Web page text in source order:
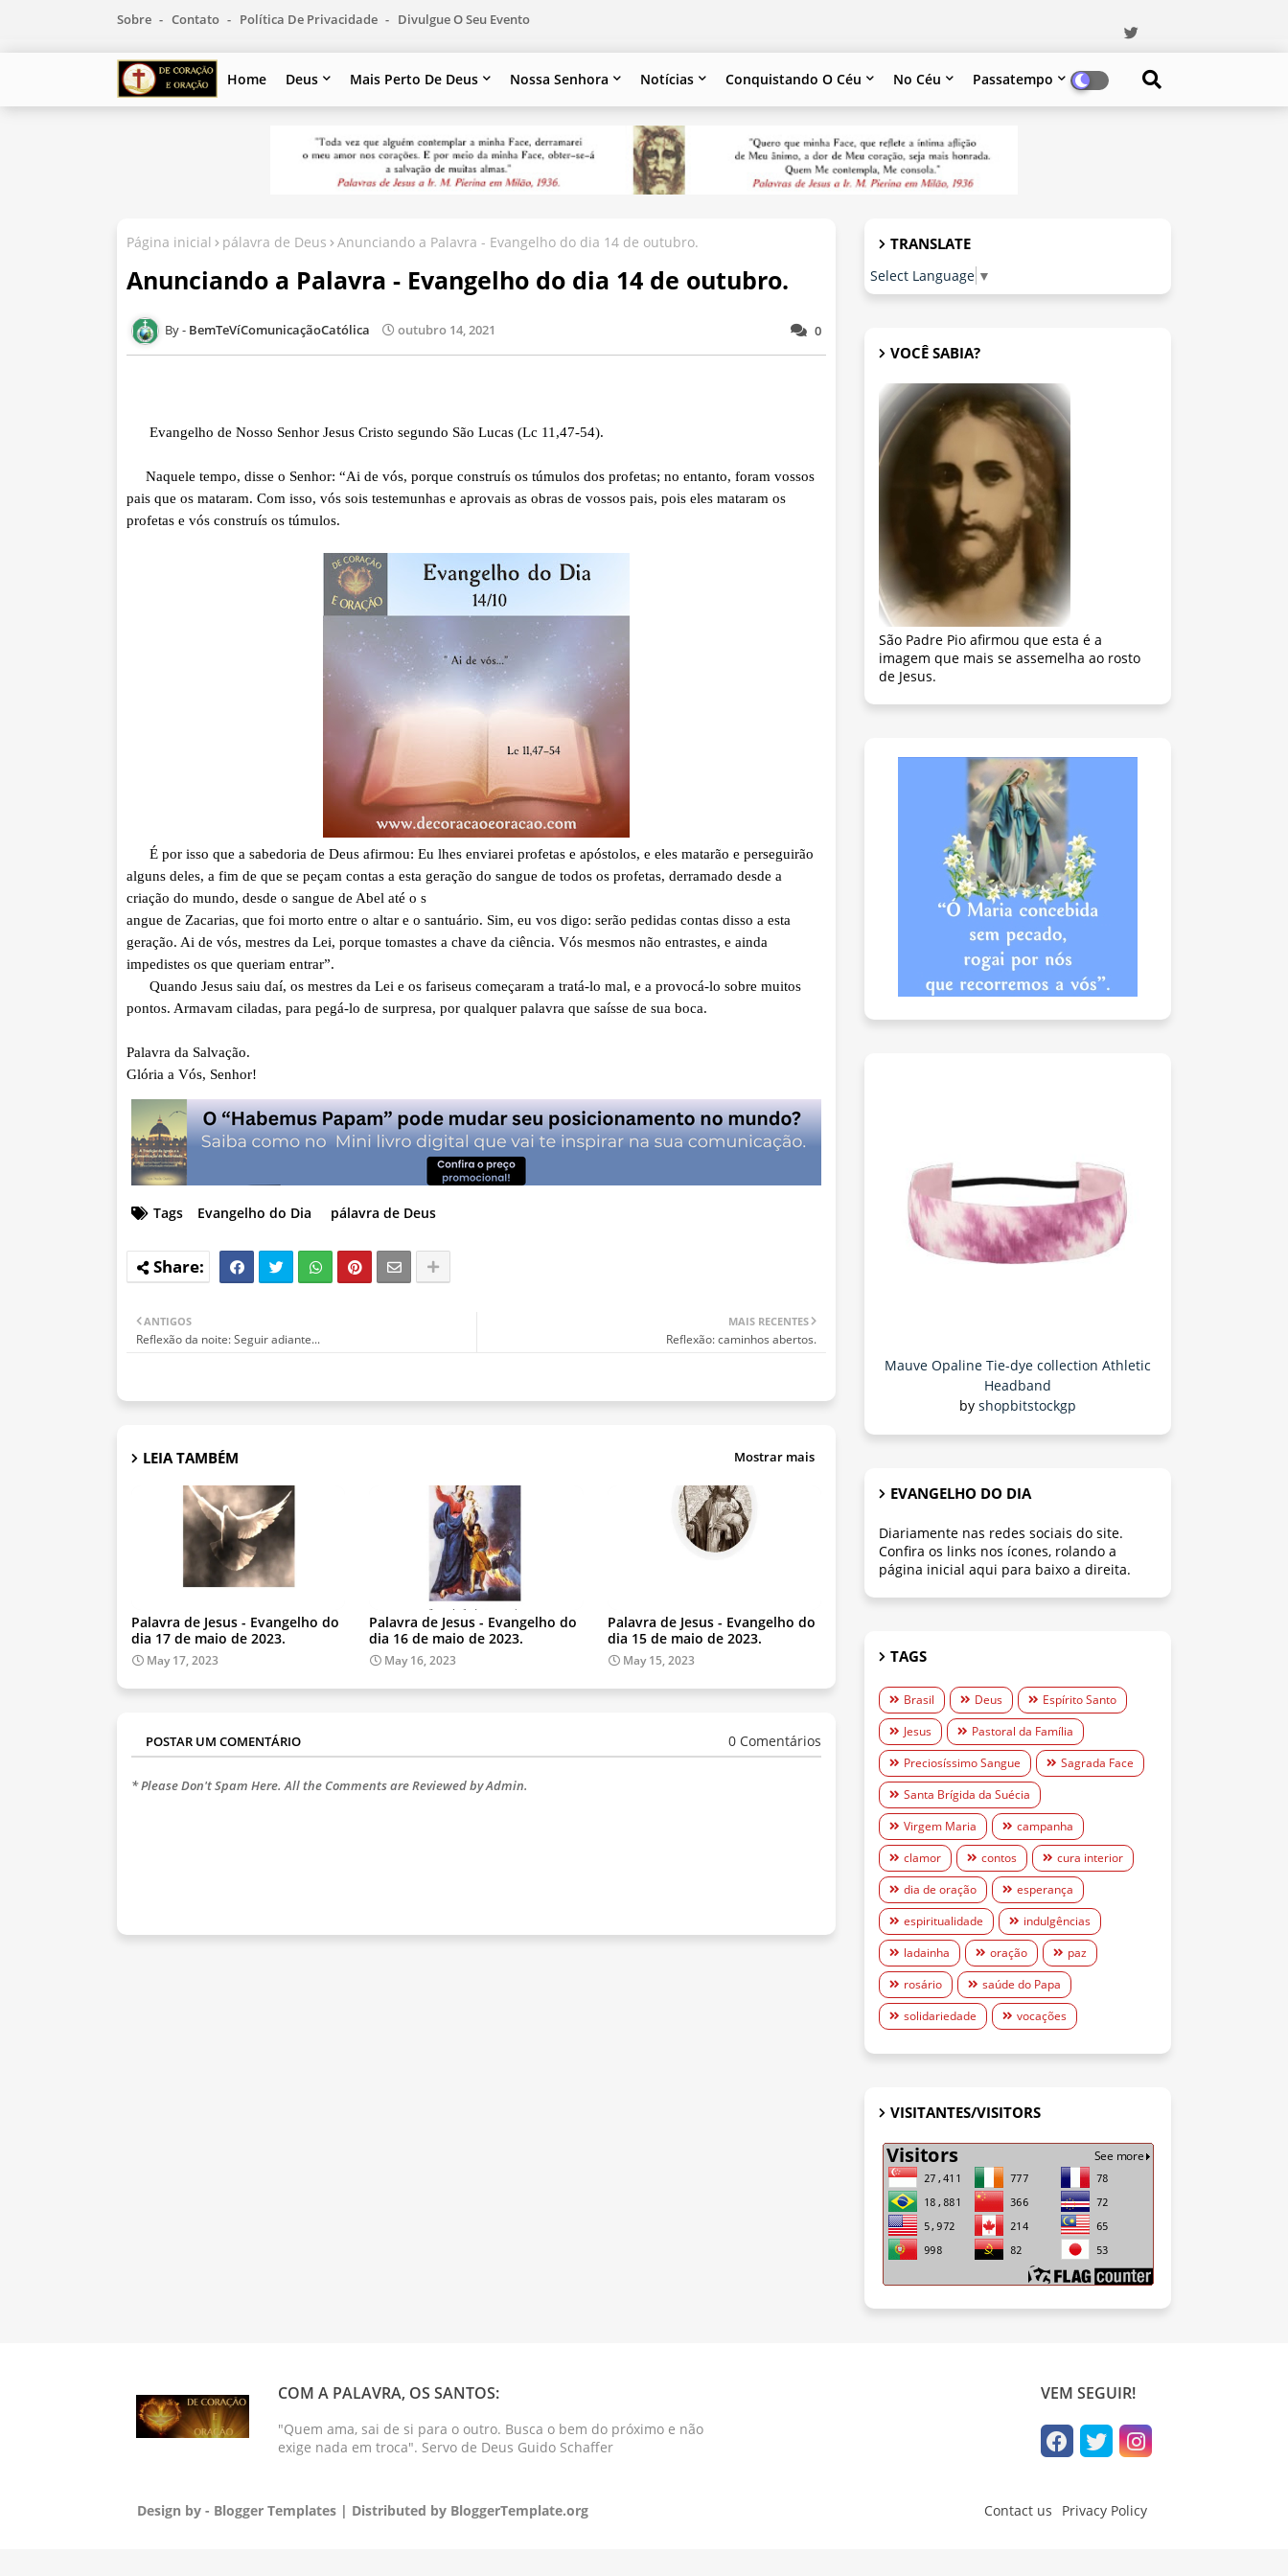
Sobre Contato Política De Privacidade Divulgue O Seu Evento
Home Deus Mais Perto De Deus Nossa Senhora Notícias Conquistando O Céu No Céu Passatempo
Página inicial pálavra de Deus Anunciando a Palavra - Evangelho do dia 14 de outubro.
Anunciando a Palavra - Evangelho do dia 14 de outubro.
0
BemTeVíComunicaçãoCatólica outubro 14, 2021
Evangelho de Nosso Senhor Jesus Cristo segundo São Lucas (Lc 11,47-54).
Naquele tempo, disse o Senhor: “Ai de vós, porque construís os túmulos dos profetas; no entanto, foram vossos
pais que os mataram. Com isso, vós sois testemunhas e aprovais as obras de vossos pais, pois eles mataram os
profetas e vós construís os túmulos.
É por isso que a sabedoria de Deus afirmou: Eu lhes enviarei profetas e apóstolos, e eles matarão e perseguirão
alguns deles, a fim de que se peçam contas a esta geração do sangue de todos os profetas, derramado desde a
criação do mundo, desde o sangue de Abel até o s
angue de Zacarias, que foi morto entre o altar e o santuário. Sim, eu vos digo: serão pedidas contas disso a esta
geração. Ai de vós, mestres da Lei, porque tomastes a chave da ciência. Vós mesmos não entrastes, e ainda
impedistes os que queriam entrar”.
Quando Jesus saiu daí, os mestres da Lei e os fariseus começaram a tratá-lo mal, e a provocá-lo sobre muitos
pontos. Armavam ciladas, para pegá-lo de surpresa, por qualquer palavra que saísse de sua boca.
Palavra da Salvação.
Glória a Vós, Senhor!
Tags Evangelho do Dia pálavra de Deus
MAIS RECENTES
Reflexão: caminhos abertos.
ANTIGOS
Reflexão da noite: Seguir adiante...
LEIA TAMBÉM Mostrar mais
Palavra de Jesus - Evangelho do
dia 17 de maio de 2023.
May 17, 2023
Palavra de Jesus - Evangelho do
dia 16 de maio de 2023.
May 16, 2023
Palavra de Jesus - Evangelho do
dia 15 de maio de 2023.
May 15, 2023
POSTAR UM COMENTÁRIO 0 Comentários
* Please Don't Spam Here. All the Comments are Reviewed by Admin.
TRANSLATE
Select Language ▼
VOCÊ SABIA?
São Padre Pio afirmou que esta é a
imagem que mais se assemelha ao rosto
de Jesus.
Mauve Opaline Tie-dye collection Athletic
Headband
by shopbitstockgp
EVANGELHO DO DIA
Diariamente nas redes sociais do site.
Confira os links nos ícones, rolando a
página inicial aqui para baixo a direita.
TAGS
Brasil Deus
Espírito Santo
Jesus
Pastoral da Família
Preciosíssimo Sangue
Sagrada Face
Santa Brígida da Suécia
Virgem Maria
campanha
clamor
contos
cura interior
dia de oração
esperança
espiritualidade
indulgências
ladainha
oração
paz
rosário
saúde do Papa
solidariedade
vocações
VISITANTES/VISITORS
COM A PALAVRA, OS SANTOS:
"Quem ama, sai de si para o outro. Busca o bem do próximo e não
exige nada em troca". Servo de Deus Guido Schaffer
VEM SEGUIR!
Contact us Privacy Policy
Design by - Blogger Templates | Distributed by BloggerTemplate.org